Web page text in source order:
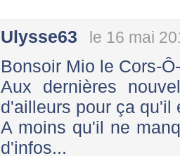
Ulysse63 le 16 mai
Bonsoir Mio le Cors-
Aux dernières
d'ailleurs pour ça qu'il
A moins qu'il ne
d'infos...